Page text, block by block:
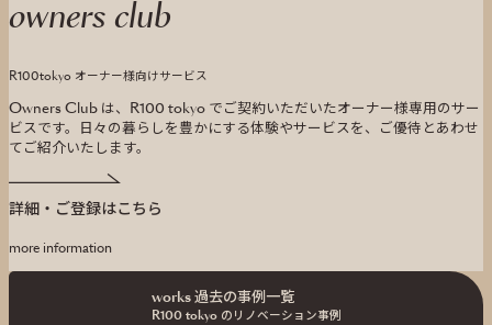
owners club
R100tokyo オーナー様向けサービス
Owners Club は、R100 tokyo でご契約いただいたオーナー様専用のサー
ビスです。
日々の暮らしを豊かにする体験やサービスを、ご優待とあわせ
てご紹介いたします。
詳細・ご登録はこちら
more information
works 過去の事例一覧
R100 tokyo の リノベーション事例